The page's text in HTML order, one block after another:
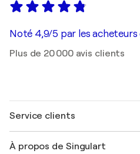
Noté 4,9/5 par les
Plus de 20 000 avis clients
Service clients
Expédition
À propos de Singulart